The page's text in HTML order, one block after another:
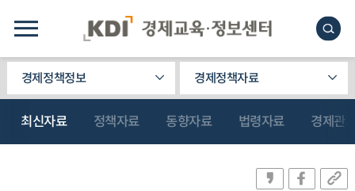
경제정책정보 경제정책자료
최신자료 정책자료 동향자료 법령자료 경제관